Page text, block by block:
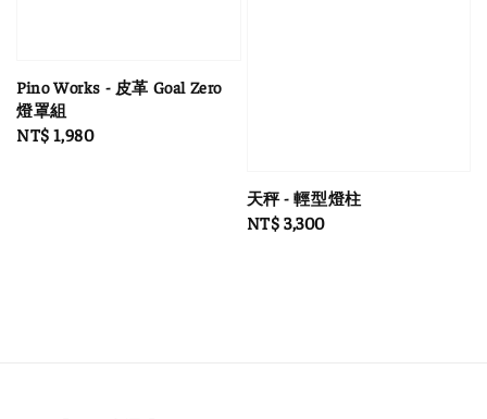
Pino Works - 皮革 Goal Zero
燈罩組
Regular
NT$ 1,980
天秤 - 輕型燈柱
Regular
NT$ 3,300